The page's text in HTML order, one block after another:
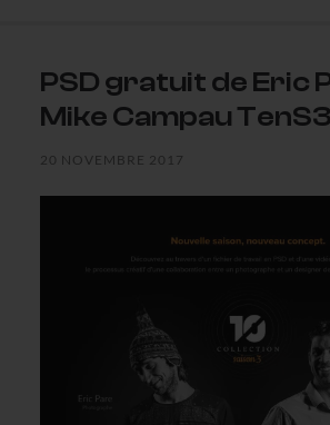
PSD gratuit de Eric
Mike Campau
20 NOVEMBRE 2017